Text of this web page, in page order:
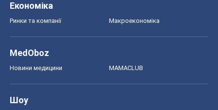
Економіка
Ринки та компанії Макроекономіка
MedOboz
Новини медицини MAMACLUB
Шоу